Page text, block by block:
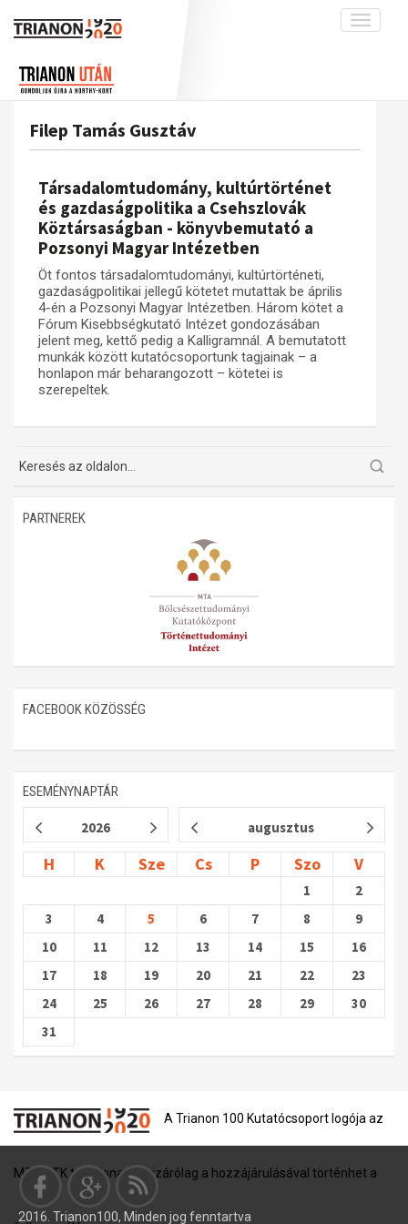
Toggle
interpretációk
A békerendszer megszilárdulása
Utókor és emlékezet
Galéria
Adatbázis
Emlékművek (feltöltés alatt)
Menekültek
Visszhang
Publikációk
Kapcsolat
Trianon-kommentár
Dokumentumok
Filep Tamás Gusztáv
Társadalomtudomány, kultúrtörténet
és gazdaságpolitika a Csehszlovák
Köztársaságban - könyvbemutató a
Pozsonyi Magyar Intézetben
Öt fontos társadalomtudományi, kultúrtörténeti,
gazdaságpolitikai jellegű kötetet mutattak be április
4-én a Pozsonyi Magyar Intézetben. Három kötet a
Fórum Kisebbségkutató Intézet gondozásában
jelent meg, kettő pedig a Kalligramnál. A bemutatott
munkák között kutatócsoportunk tagjainak – a
honlapon már beharangozott – kötetei is
szerepeltek.
PARTNEREK
FACEBOOK KÖZÖSSÉG
ESEMÉNYNAPTÁR
2026 augusztus
H K Sze Cs P Szo V
1
2
3
4 5 6 7 8
9
10
11 12 13 14 15
16
17
18 19 20 21 22
23
24
25 26 27 28 29
30
31
A Trianon 100 Kutatócsoport logója az
MTA BTK tulajdona, és kizárólag a hozzájárulásával történhet a
2016. Trianon100, Minden jog fenntartva